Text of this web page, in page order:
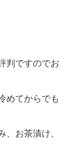
判ですのでお
めてからでも
、お茶漬け、